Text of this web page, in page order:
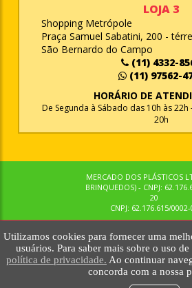
Utilizamos cookies para fornecer uma
usuários. Para saber mais sobre o uso
política de privacidade. Ao continuar
concorda com a nossa
LOJA 3
Shopping Metrópole
Praça Samuel Sabatini, 200 -
São Bernardo do Campo
(11) 4332-
(11) 97562-
HORÁRIO DE
De Segunda à Sábado das 10h às
20h
MERCADO DOS PLÁSTICOS
BRINQUEDOS) - CNPJ:
20
CNPJ: 62.176.615/0002-
© MPBRINQUEDOS. TODOS OS DIREITOS